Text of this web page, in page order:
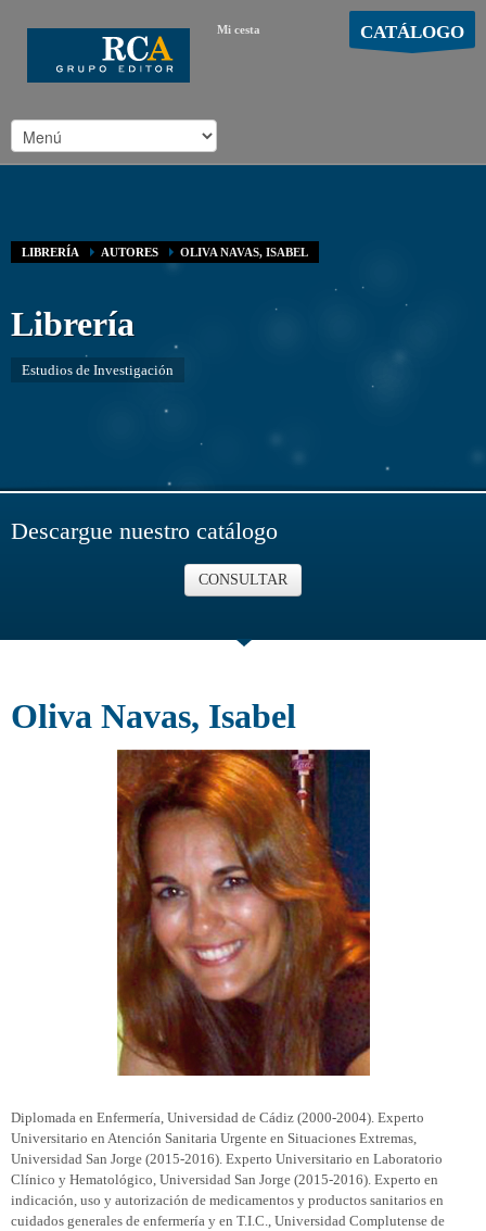
Mi cesta CATÁLOGO
LIBRERÍA AUTORES OLIVA NAVAS, ISABEL
Librería
Estudios de Investigación
Descargue nuestro catálogo
CONSULTAR
Oliva Navas, Isabel
Diplomada en Enfermería, Universidad de Cádiz (2000-2004). Experto
Universitario en Atención Sanitaria Urgente en Situaciones Extremas,
Universidad San Jorge (2015-2016). Experto Universitario en Laboratorio
Clínico y Hematológico, Universidad San Jorge (2015-2016). Experto en
indicación, uso y autorización de medicamentos y productos sanitarios en
cuidados generales de enfermería y en T.I.C., Universidad Complutense de